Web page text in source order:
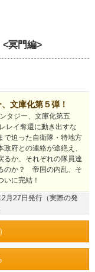
冥門編>
文庫化第５弾！
タジー、文庫化第五
レイ奪還に動き出すな
で迫った自衛隊・特地方
府との連絡が途絶え、
か、それぞれの隊員達
のか？ 帝国の内乱、そ
に完結！
月27日発行（実際の発